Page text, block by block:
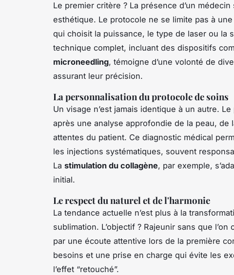
Le premier critère ? La présence d’un
esthétique. Le protocole ne se limite pas à
qui choisit la puissance, le type de laser ou la
technique complet, incluant des dispositifs
microneedling, témoigne d’une volonté de
assurant leur précision.
La personnalisation du protocole de soins
Un visage n’est jamais identique à un autre.
après une analyse approfondie de la peau, de
attentes du patient. Ce diagnostic médical
les injections systématiques, souvent
La stimulation du collagène, par exemple,
initial.
Le respect du naturel et de l'harmonie
La tendance actuelle n’est plus à la
sublimation. L’objectif ? Rajeunir sans que
par une écoute attentive lors de la première
besoins et une prise en charge qui évite les
l’effet “retouché”.